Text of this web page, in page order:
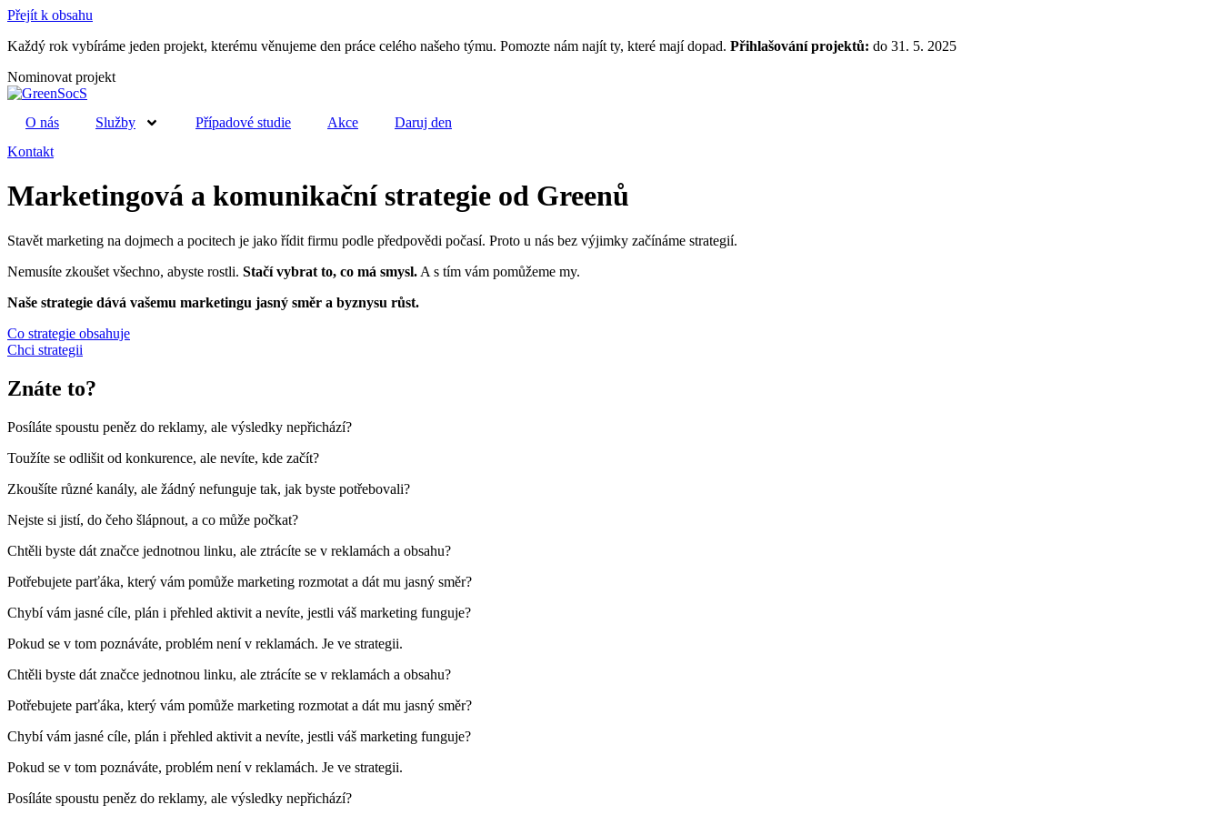
Přejít k obsahu
Každý rok vybíráme jeden projekt, kterému věnujeme den práce celého našeho týmu. Pomozte nám najít ty, které mají dopad. Přihlašování projektů: do 31. 5. 2025
Nominovat projekt
O nás Služby Případové studie Akce
Daruj den
Kontakt
Marketingová a komunikační strategie od Greenů
Stavět marketing na dojmech a pocitech je jako řídit firmu podle předpovědi počasí. Proto u nás bez výjimky začínáme strategií.
Nemusíte zkoušet všechno, abyste rostli. Stačí vybrat to, co má smysl. A s tím vám pomůžeme my.
Naše strategie dává vašemu marketingu jasný směr a byznysu růst.
Co strategie obsahuje
Chci strategii
Znáte to?
Posíláte spoustu peněz do reklamy, ale výsledky nepřichází?
Toužíte se odlišit od konkurence, ale nevíte, kde začít?
Zkoušíte různé kanály, ale žádný nefunguje tak, jak byste potřebovali?
Nejste si jistí, do čeho šlápnout, a co může počkat?
Chtěli byste dát značce jednotnou linku, ale ztrácíte se v reklamách a obsahu?
Potřebujete parťáka, který vám pomůže marketing rozmotat a dát mu jasný směr?
Chybí vám jasné cíle, plán i přehled aktivit a nevíte, jestli váš marketing funguje?
Pokud se v tom poznáváte, problém není v reklamách. Je ve strategii.
Chtěli byste dát značce jednotnou linku, ale ztrácíte se v reklamách a obsahu?
Potřebujete parťáka, který vám pomůže marketing rozmotat a dát mu jasný směr?
Chybí vám jasné cíle, plán i přehled aktivit a nevíte, jestli váš marketing funguje?
Pokud se v tom poznáváte, problém není v reklamách. Je ve strategii.
Posíláte spoustu peněz do reklamy, ale výsledky nepřichází?